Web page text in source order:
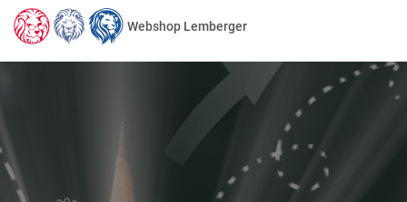
Webshop Lemberger